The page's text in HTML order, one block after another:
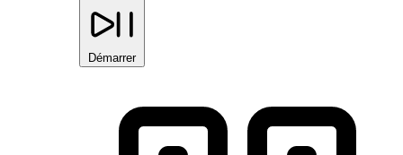
Démarrer